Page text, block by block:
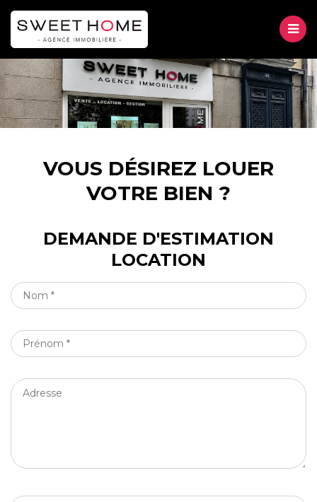
LocationVOUS DÉSIREZ LOUER
VOTRE BIEN ?
DEMANDE D'ESTIMATION
LOCATION
NOM
*
PRÉNOM
*
ADRESSE
VENTE
LOCATION
GESTION
CONTACT